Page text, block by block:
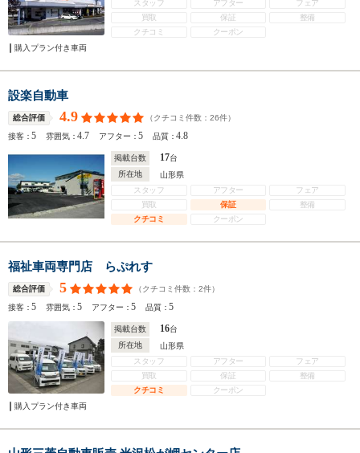
スタッフ
アフター
フェア
買取
保証
整備
クチコミ
クーポン
購入プラン付き車両
設楽自動車
総合評価 4.9 （クチコミ件数： 26件）
接客：5 雰囲気：4.7 アフター：5 品質：4.8
掲載台数 17台
所在地
山形県
スタッフ
アフター
フェア
買取
保証
整備
クチコミ
クーポン
福祉車両専門店 らぷれす
総合評価 5 （クチコミ件数： 2件）
接客：5 雰囲気：5 アフター：5 品質：5
掲載台数 16台
所在地
山形県
スタッフ
アフター
フェア
買取
保証
整備
クチコミ
クーポン
購入プラン付き車両